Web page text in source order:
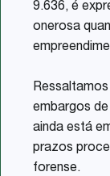
9.636, é
onerosa
embargos
ainda está
prazos
forense.